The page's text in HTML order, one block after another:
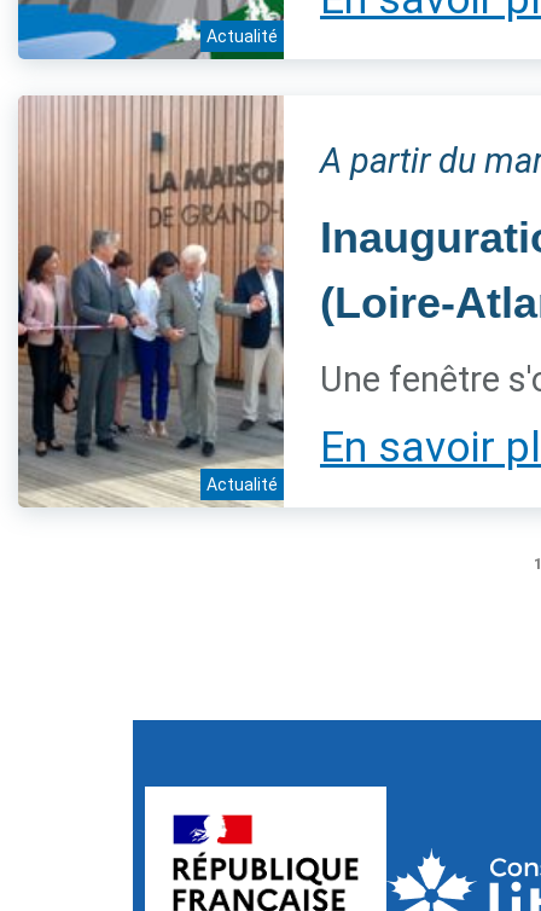
Actualité
Actualité
A partir du
(Loire-
Une fenêtre
En savoir
1